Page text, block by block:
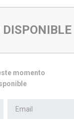
DISPONIBLE
momento